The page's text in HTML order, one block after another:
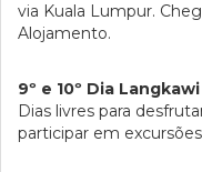
via Kuala Lumpur.
Alojamento.
9º e 10º Dia Langkawi
Dias livres para
participar em